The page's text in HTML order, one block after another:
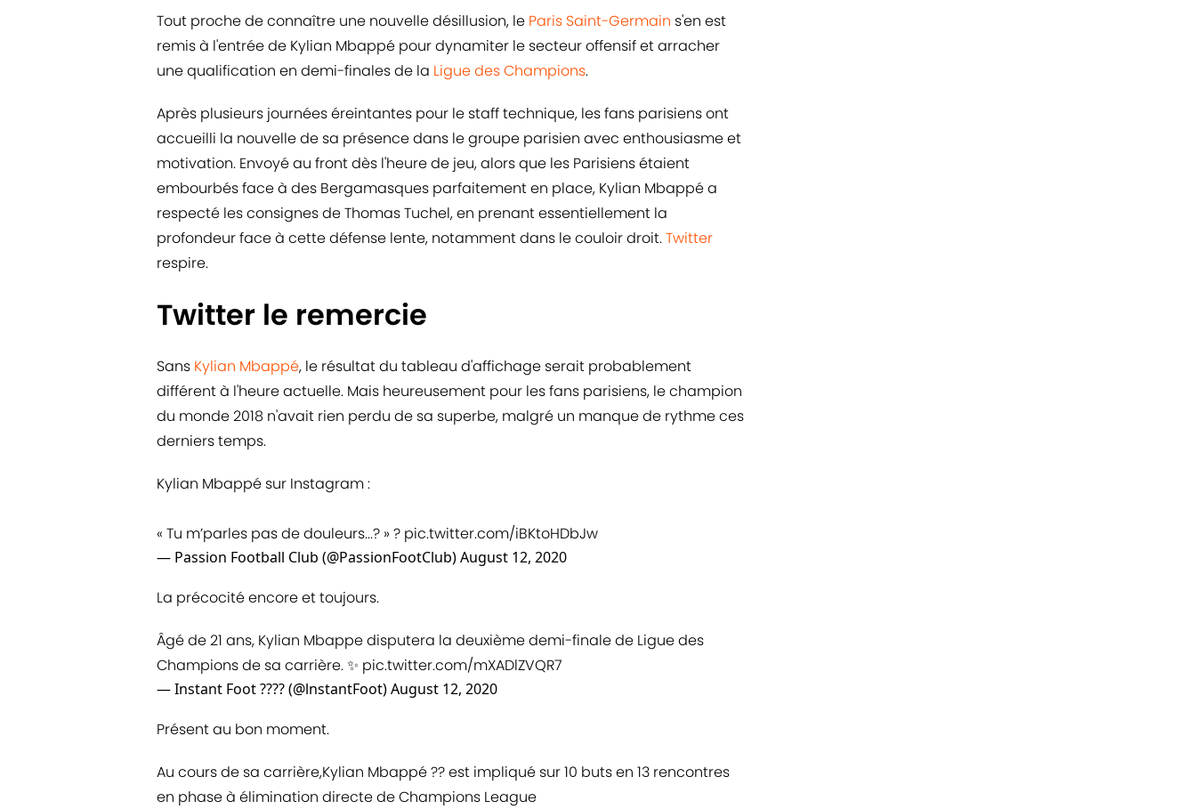
Tout proche de connaître une nouvelle désillusion, le Paris Saint-Germain s'en est
remis à l'entrée de Kylian Mbappé pour dynamiter le secteur offensif et arracher
une qualification en demi-finales de la Ligue des Champions.
Après plusieurs journées éreintantes pour le staff technique, les fans parisiens ont
accueilli la nouvelle de sa présence dans le groupe parisien avec enthousiasme et
motivation. Envoyé au front dès l'heure de jeu, alors que les Parisiens étaient
embourbés face à des Bergamasques parfaitement en place, Kylian Mbappé a
respecté les consignes de Thomas Tuchel, en prenant essentiellement la
profondeur face à cette défense lente, notamment dans le couloir droit.Twitter
respire.
Twitter le remercie
Sans Kylian Mbappé, le résultat du tableau d'affichage serait probablement
différent à l'heure actuelle. Mais heureusement pour les fans parisiens, le champion
du monde 2018 n'avait rien perdu de sa superbe, malgré un manque de rythme ces
derniers temps.
Kylian Mbappé sur Instagram :
« Tu m’parles pas de douleurs...? » ? pic.twitter.com/iBKtoHDbJw
— Passion Football Club (@PassionFootClub)August 12, 2020
La précocité encore et toujours.
Âgé de 21 ans, Kylian Mbappe disputera la deuxième demi-finale de Ligue des
Champions de sa carrière. ✨ pic.twitter.com/mXADlZVQR7
— Instant Foot ???? (@lnstantFoot)August 12, 2020
Présent au bon moment.
Au cours de sa carrière,Kylian Mbappé ?? est impliqué sur 10 buts en 13 rencontres
en phase à élimination directe de Champions League